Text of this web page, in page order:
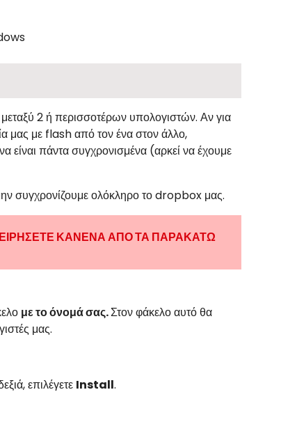
μεταξύ 2 ή περισσοτέρων υπολογιστών. Αν για
μας με flashαπό τον ένα στον άλλο,
είναι πάντα συγχρονισμένα (αρκεί να έχουμε
συγχρονίζουμε ολόκληρο τοdropbox μας.
ΚΑΝΕΝΑ ΑΠΟ ΤΑ ΠΑΡΑΚΑΤΩ
με το όνομά σας.Στον φάκελο αυτό θα
μας.
επιλέγετε Install.